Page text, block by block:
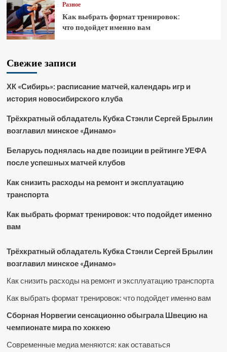
Разное
Как выбрать формат тренировок:
что подойдет именно вам
Свежие записи
ХК «Сибирь»: расписание матчей, календарь игр и
история новосибирского клуба
Трёхкратный обладатель Кубка Стэнли Сергей Брылин
возглавил минское «Динамо»
Беларусь поднялась на две позиции в рейтинге УЕФА
после успешных матчей клубов
Как снизить расходы на ремонт и эксплуатацию
транспорта
Как выбрать формат тренировок: что подойдет именно
вам
Трёхкратный обладатель Кубка Стэнли Сергей Брылин
возглавил минское «Динамо»
Как снизить расходы на ремонт и эксплуатацию транспорта
Как выбрать формат тренировок: что подойдет именно вам
Сборная Норвегии сенсационно обыграла Швецию на
чемпионате мира по хоккею
Современные медиа меняются: как оставаться